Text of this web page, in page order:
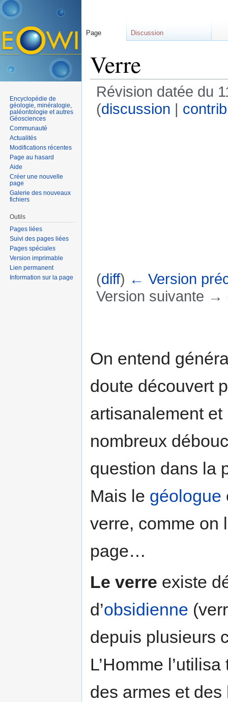
Verre
Révision datée du
(discussion |
(diff) ← Version
Version suivante →
On entend
doute découvert
artisanalement
nombreux
question dans la
Mais le géologue
verre, comme on
page…
Le verre existe
d’obsidienne
depuis plusieurs
L’Homme
des armes et des
Page Discussion
Encyclopédie de
géologie, minéralogie,
paléontologie et autres
Géosciences
Communauté
Actualités
Modifications récentes
Page au hasard
Aide
Créer une nouvelle
page
Galerie des nouveaux
fichiers
Outils
Pages liées
Suivi des pages liées
Pages spéciales
Version imprimable
Lien permanent
Information sur la page